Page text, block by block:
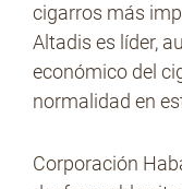
cigarros más
Altadis es líder,
económico del
normalidad en
Corporación